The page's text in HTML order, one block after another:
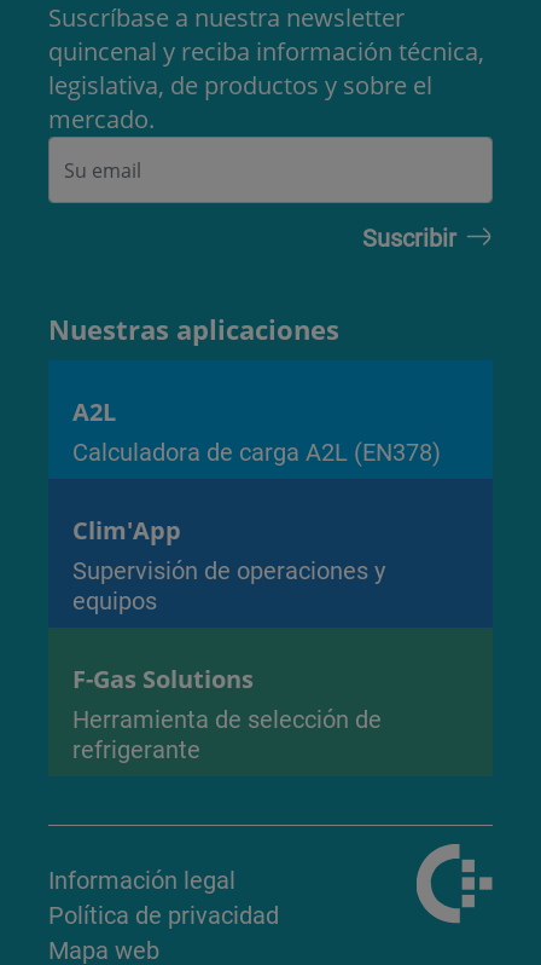
Suscríbase a nuestra newsletter
quincenal y reciba información técnica,
legislativa, de productos y sobre el
mercado.
Nuestras aplicaciones
A2L
Calculadora de carga A2L (EN378)
Clim'App
Supervisión de operaciones y
equipos
F-Gas Solutions
Herramienta de selección de
refrigerante
Información legal
Política de privacidad
Mapa web